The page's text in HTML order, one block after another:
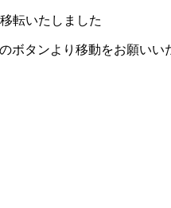
転いたしました
ボタンより移動をお願いい